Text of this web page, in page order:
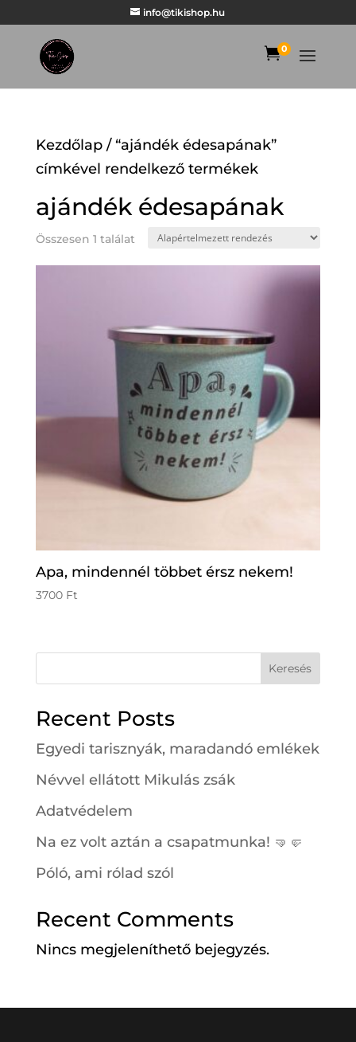
info@tikishop.hu
0
Kezdőlap/ “ajándék édesapának”
címkével rendelkező termékek
ajándék édesapának
Összesen 1 találat
Apa, mindennél többet érsz nekem!
3700 Ft
Keresés
Recent Posts
Egyedi tarisznyák, maradandó emlékek
Névvel ellátott Mikulás zsák
Adatvédelem
Na ez volt aztán a csapatmunka! 🤜🤛
Póló, ami rólad szól
Recent Comments
Nincs megjeleníthető bejegyzés.